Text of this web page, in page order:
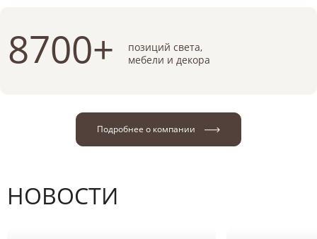
8700+
позиций света,
мебели и декора
Подробнее о компании
НОВОСТИ